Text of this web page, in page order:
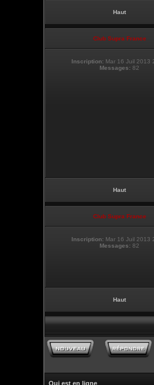
Haut
Club Supra France
Inscription: Mar 16 Juil 2013
Messages: 82
Haut
Club Supra France
Inscription: Mar 16 Juil 2013
Messages: 82
Haut
Qui est en ligne